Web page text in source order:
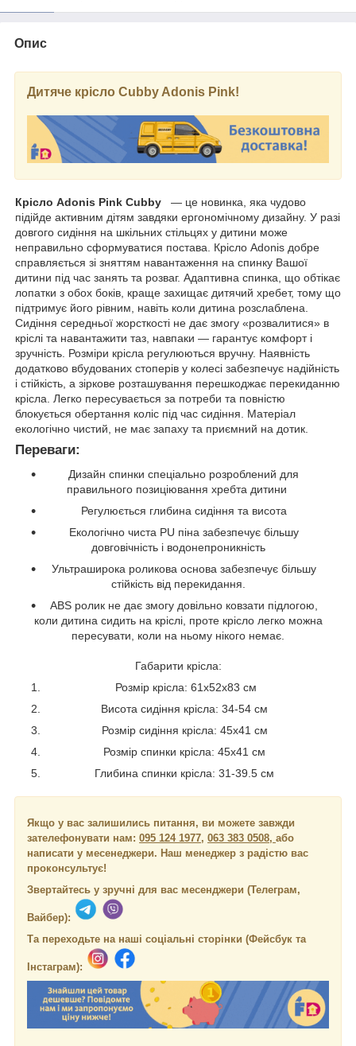
Опис
Дитяче крісло Cubby Adonis Pink!
Крісло Adonis Pink Cubby
— це новинка, яка чудово
підійде активним дітям завдяки ергономічному дизайну. У разі
довгого сидіння на шкільних стільцях у дитини може
неправильно сформуватися постава. Крісло Adonis добре
справляється зі зняттям навантаження на спинку Вашої
дитини під час занять та розваг. Адаптивна спинка, що обтікає
лопатки з обох боків, краще захищає дитячий хребет, тому що
підтримує його рівним, навіть коли дитина розслаблена.
Сидіння середньої жорсткості не дає змогу «розвалитися» в
кріслі та навантажити таз, навпаки — гарантує комфорт і
зручність. Розміри крісла регулюються вручну. Наявність
додатково вбудованих стоперів у колесі забезпечує надійність
і стійкість, а зіркове розташування перешкоджає перекиданню
крісла. Легко пересувається за потреби та повністю
блокується обертання коліс під час сидіння. Матеріал
екологічно чистий, не має запаху та приємний на дотик.
Переваги:
Дизайн спинки спеціально розроблений для
правильного позиціювання хребта дитини
Регулюється глибина сидіння та висота
Екологічно чиста PU піна забезпечує більшу
довговічність і водонепроникність
Ультраширока роликова основа забезпечує більшу
стійкість від перекидання.
ABS ролик не дає змогу довільно ковзати підлогою,
коли дитина сидить на кріслі, проте крісло легко можна
пересувати, коли на ньому нікого немає.
Габарити крісла:
Розмір крісла: 61x52x83 см
Висота сидіння крісла: 34-54 см
Розмір сидіння крісла: 45x41 см
Розмір спинки крісла: 45х41 см
Глибина спинки крісла: 31-39.5 см
Якщо у вас залишились питання, ви можете завжди
зателефонувати нам: 095 124 1977, 063 383 0508, або
написати у месенеджери. Наш менеджер з радістю вас
проконсультує!
Звертайтесь у зручні для вас месенджери (Телеграм,
Вайбер):
Та переходьте на наші соціальні сторінки (Фейсбук та
Інстаграм):